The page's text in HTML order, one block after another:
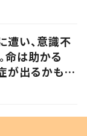
遭い、意識不
命は助かる
が出るかもし